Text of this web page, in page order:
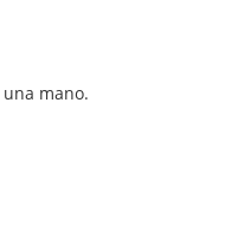
mano.